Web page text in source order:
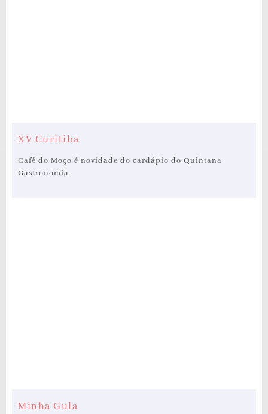
XV Curitiba
Café do Moço é novidade do cardápio do Quintana
Gastronomia
Minha Gula